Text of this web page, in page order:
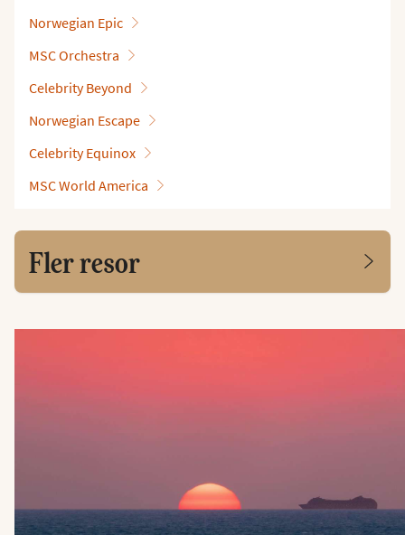
Norwegian Epic
MSC Orchestra
Celebrity Beyond
Norwegian Escape
Celebrity Equinox
MSC World America
Fler resor